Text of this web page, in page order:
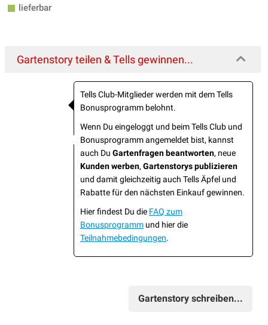
lieferbar
Gartenstory teilen & Tells gewinnen...
Tells Club-Mitglieder werden mit dem Tells
Bonusprogramm belohnt.
Wenn Du eingeloggt und beim Tells Club und
Bonusprogramm angemeldet bist, kannst
auch Du Gartenfragen beantworten, neue
Kunden werben, Gartenstorys publizieren
und damit gleichzeitig auch Tells Äpfel und
Rabatte für den nächsten Einkauf gewinnen.
Hier findest Du die FAQ zum
Bonusprogramm und hier die
Teilnahmebedingungen.
Gartenstory schreiben...